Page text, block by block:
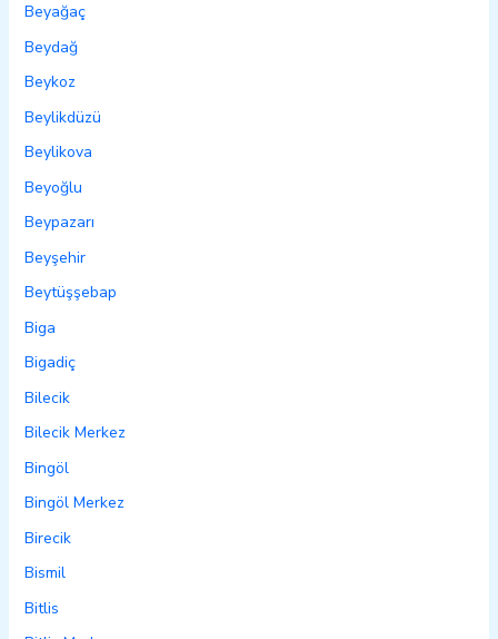
Beyağaç
Beydağ
Beykoz
Beylikdüzü
Beylikova
Beyoğlu
Beypazarı
Beyşehir
Beytüşşebap
Biga
Bigadiç
Bilecik
Bilecik Merkez
Bingöl
Bingöl Merkez
Birecik
Bismil
Bitlis